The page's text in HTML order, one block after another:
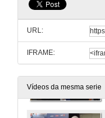
URL:
IFRAME:
Vídeos da mesma serie